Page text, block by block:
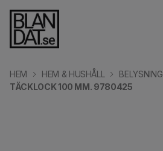
HEM HEM & HUSHÅLL
BELYSNING
TÄCKLOCK 100 MM. 9780425